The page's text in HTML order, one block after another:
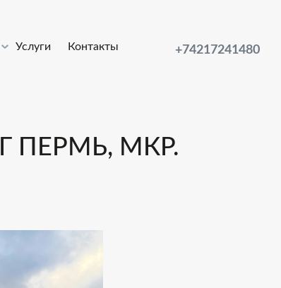
Услуги Контакты +74217241480
ПЕРМЬ, МКР.